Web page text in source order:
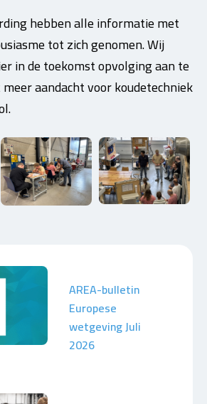
hebben alle informatie met
tot zich genomen. Wij
in de toekomst opvolging aan te
aandacht voor koudetechniek
AREA-bulletin
Europese
wetgeving Juli
2026